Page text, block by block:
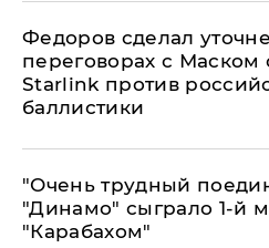
Федоров сделал
переговорах с
Starlink против
баллистики
"Очень трудный
"Динамо" сыграло 1-й
"Карабахом"